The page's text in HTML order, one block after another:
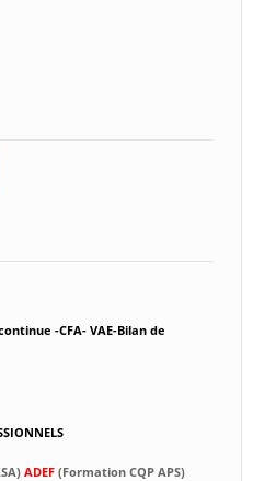
-CFA- VAE-Bilan de
ADEF (Formation CQP APS)